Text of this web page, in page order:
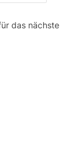
das nächste